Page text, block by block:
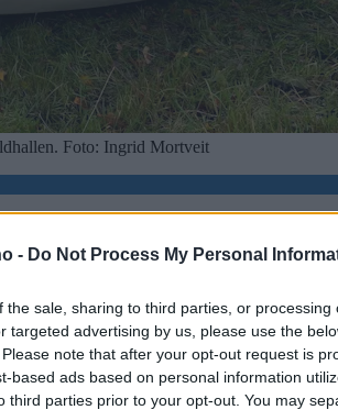
- Do Not Process My Personal
the sale, sharing to third parties, or processing
targeted advertising by us, please use the
note that after your opt-out request is
based ads based on personal information
third parties prior to your opt-out. You may
Foto: Ingrid Mortveit